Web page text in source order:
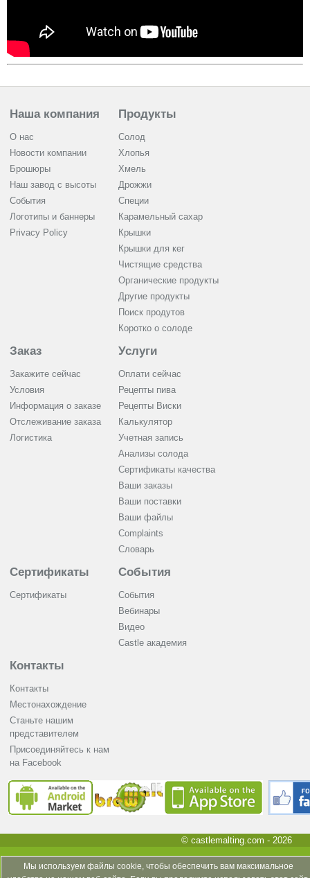
Наша компания
О нас
Новости компании
Брошюры
Наш завод с высоты
События
Логотипы и баннеры
Privacy Policy
Продукты
Солод
Хлопья
Хмель
Дрожжи
Cпеции
Карамельный сахар
Крышки
Крышки для кег
Чистящие средства
Органические продукты
Другие продукты
Поиск продутов
Коротко о солоде
Заказ
Закажите сейчас
Условия
Информация о заказе
Отслеживание заказа
Логистика
Услуги
Оплати сейчас
Рецепты пива
Рецепты Виски
Калькулятор
Учетная запись
Анализы солода
Сертификаты качества
Ваши заказы
Ваши поставки
Ваши файлы
Complaints
Словарь
Сертификаты
Сертификаты
События
События
Вебинары
Видео
Castle академия
Контакты
Контакты
Местонахождение
Станьте нашим
представителем
Присоединяйтесь к нам
на Facebook
© castlemalting.com - 2026
Мы используем файлы cookie, чтобы обеспечить вам максимальное